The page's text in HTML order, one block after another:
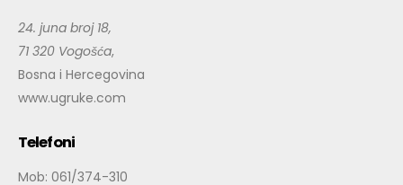
24. juna broj 18,
71 320 Vogošća,
Bosna i Hercegovina
www.ugruke.com
Telefoni
Mob: 061/374-310